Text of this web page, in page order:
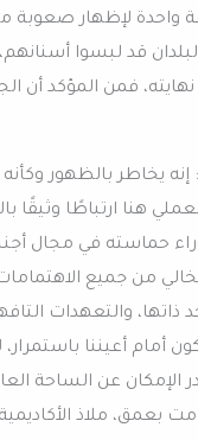
واحدة لإظهار صعوبة
قد لبسوا
فمن المؤكد أن
يخاطر بالظهور وكأنه
هنا ارتباطًا وثيقًا
حماسته في مجال
من جميع
ذاتها، والتعهدات
أمام أعيننا باستمرار،
الإمكان عن الساحة
بعمق، ملاذ